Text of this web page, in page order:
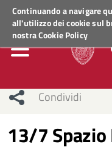
Continuando a navigare
all'utilizzo dei cookie sul
nostraCookie Policy
Regione VenetoACCEDI AI
Condividi
13/7